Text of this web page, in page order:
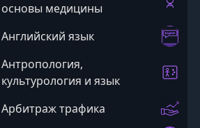
основы медицины
Английский язык
Антропология,
культурология и язык
Арбитраж трафика